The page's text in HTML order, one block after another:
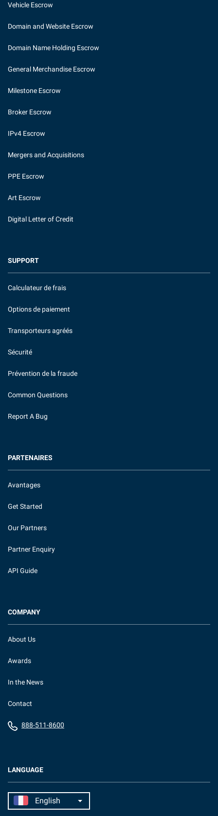
LANGUAGE
Vehicle Escrow
Domain and Website Escrow
Domain Name Holding Escrow
General Merchandise Escrow
Milestone Escrow
Broker Escrow
IPv4 Escrow
Mergers and Acquisitions
PPE Escrow
Art Escrow
Digital Letter of Credit
SUPPORT
Calculateur de frais
Options de paiement
Transporteurs agréés
Sécurité
Prévention de la fraude
Common Questions
Report A Bug
PARTENAIRES
Avantages
Get Started
Our Partners
Partner Enquiry
API Guide
COMPANY
About Us
Awards
In the News
Contact
888-511-8600